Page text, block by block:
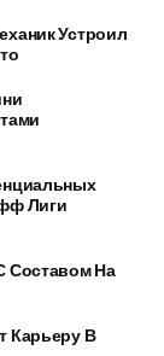
Устроил
Лиги
Составом На
Карьеру В